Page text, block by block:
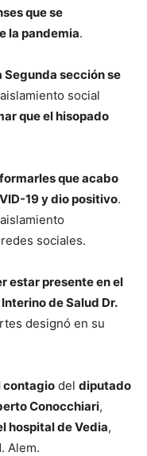
que se
la pandemia.
sección se
social
que el hisopado
que acabo
19 y dio positivo.
sociales.
estar presente en el
de Salud Dr.
designó en su
contagio del diputado
Conocchiari,
hospital de Vedia,
Alem.